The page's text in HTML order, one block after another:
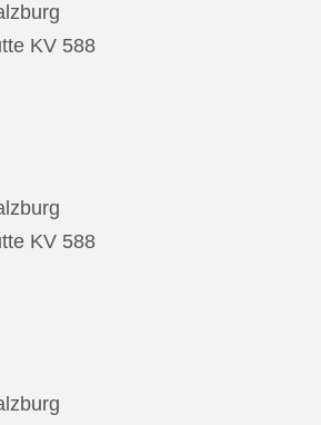
KV 588
KV 588